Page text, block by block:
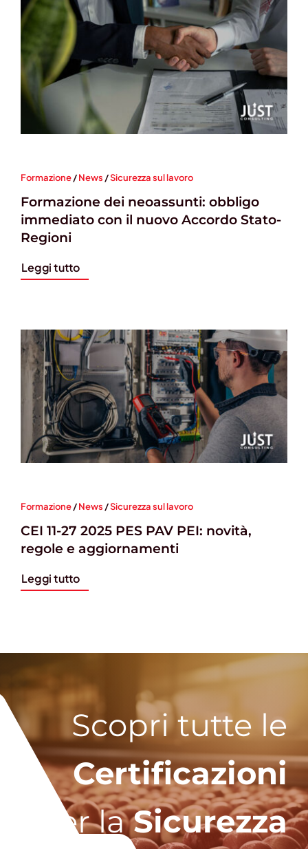
Formazione/News /Sicurezza sul lavoro
Formazione dei neoassunti: obbligo
immediato con il nuovo Accordo Stato-
Regioni
Leggi tutto
Formazione/News /Sicurezza sul lavoro
CEI 11-27 2025 PES PAV PEI: novità,
regole e aggiornamenti
Leggi tutto
Scopri tutte le
Certificazioni
per laSicurezza